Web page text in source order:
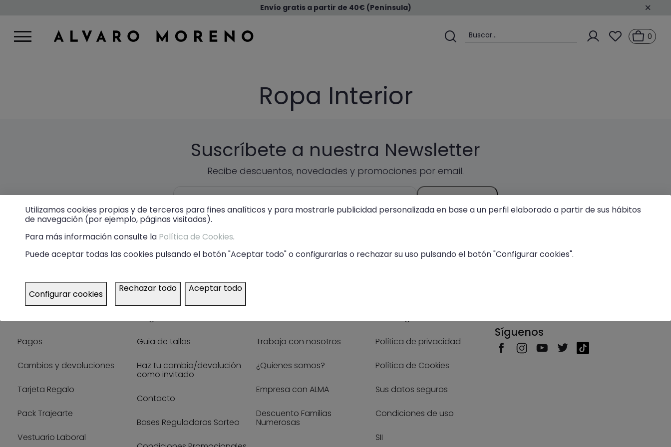
Envío gratis a partir de 40€ (Península)
Buscar... 0
Ropa Interior
Suscríbete a nuestra Newsletter
Recibe descuentos, novedades y promociones por email.
EMAIL ENVIAR
Guía de compra
Pagos
Cambios y devoluciones
Tarjeta Regalo
Pack Trajearte
Vestuario Laboral
Guia de tallas
Haz tu cambio/devolución
como invitado
Contacto
Bases Reguladoras Sorteo
Trabaja con nosotros
¿Quienes somos?
Empresa con ALMA
Descuento Familias
Numerosas
Política de privacidad
Política de Cookies
Sus datos seguros
Condiciones de uso
SII
Síguenos
Utilizamos cookies propias y de terceros para fines analíticos y para mostrarle publicidad personalizada en base a un perfil elaborado a partir de sus hábitos
de navegación (por ejemplo, páginas visitadas).
Para más información consulte la Política de Cookies.
Puede aceptar todas las cookies pulsando el botón "Aceptar todo" o configurarlas o rechazar su uso pulsando el botón "Configurar cookies".
Configurar cookies Rechazar todo Aceptar todo